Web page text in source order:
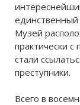
единственный
Музей
практически с
стали
преступники.
Всего в